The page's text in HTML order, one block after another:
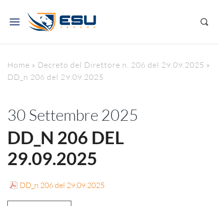
Home » Decreto del Direttore n. 206 del 29.09.2025 »
DD_n 206 del 29.09.2025
30 Settembre 2025
DD_N 206 DEL
29.09.2025
DD_n 206 del 29.09.2025